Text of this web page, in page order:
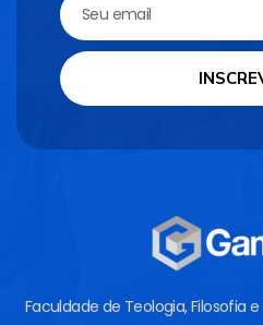
Faculdade de Teologia, Filosofia